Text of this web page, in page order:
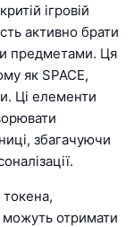
ігровій
активно брати
предметами. Ця
як SPACE,
Ці елементи
збагачуючи
можуть отримати